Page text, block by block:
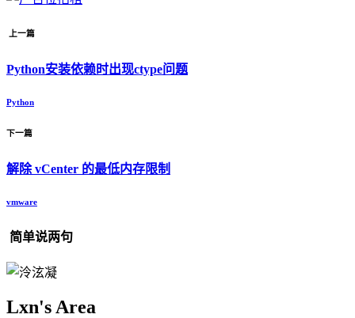
上一篇
Python安装依赖时出现ctype问题
Python
下一篇
解除 vCenter 的最低内存限制
vmware
简单说两句
Lxn's Area